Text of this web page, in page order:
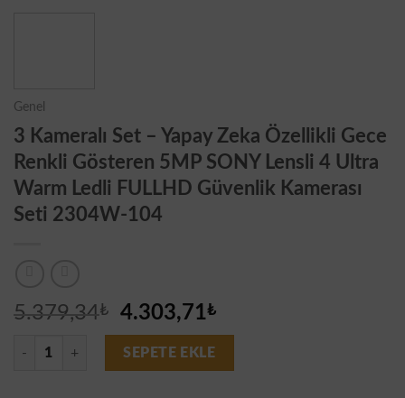
Genel
3 Kameralı Set – Yapay Zeka Özellikli Gece
Renkli Gösteren 5MP SONY Lensli 4 Ultra
Warm Ledli FULLHD Güvenlik Kamerası
Seti 2304W-104
5.379,34₺
Orijinal
fiyat:
5.379,34₺.
4.303,71₺Şu
andaki
4.303,71₺.
3 Kameralı Set - Yapay Zeka Özellikli Gece Renkli Gösteren 5MP
SEPETE EKLE